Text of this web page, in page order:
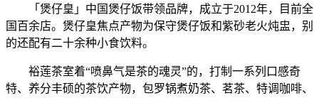
「煲仔皇」中国煲仔饭带领品牌，成立于2012年，目前全
国百余店。煲仔皇焦点产物为保守煲仔饭和紫砂老火炖盅，别
的还配有二十余种小食饮料。
裕莲茶室着“喷鼻气是茶的魂灵”的，打制一系列口感奇
特、养分丰硕的茶饮产物，包罗锅煮奶茶、茗茶、特调咖啡、